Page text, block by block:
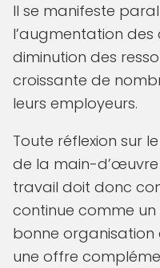
Il se manifeste
l’augmentation
diminution des
croissante de
leurs employeurs.
Toute réflexion sur
de la main-d’œuvre
travail doit donc
continue comme un
bonne organisation
une offre